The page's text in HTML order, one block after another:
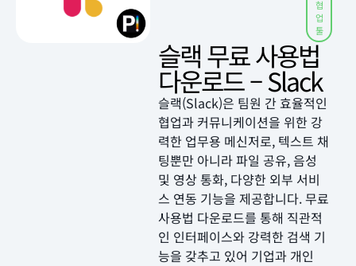
협
업
툴
슬랙 무료 사용법
다운로드 – Slack
슬랙(Slack)은 팀원 간 효율적인
협업과 커뮤니케이션을 위한 강
력한 업무용 메신저로, 텍스트 채
팅뿐만 아니라 파일 공유, 음성
및 영상 통화, 다양한 외부 서비
스 연동 기능을 제공합니다. 무료
사용법 다운로드를 통해 직관적
인 인터페이스와 강력한 검색 기
능을 갖추고 있어 기업과 개인